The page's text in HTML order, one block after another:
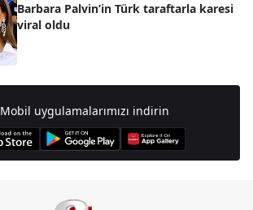
Barbara Palvin’in Türk taraftarla karesi
viral oldu
Mobil uygulamalarımızı indirin